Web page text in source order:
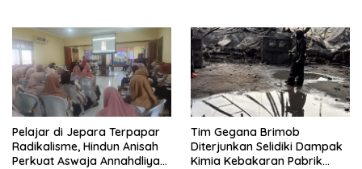
Pelajar di Jepara Terpapar
Radikalisme, Hindun Anisah
Perkuat Aswaja Annahdliyah,
Tim Gegana Brimob
Diterjunkan Selidiki Dampak
Kimia Kebakaran Pabrik